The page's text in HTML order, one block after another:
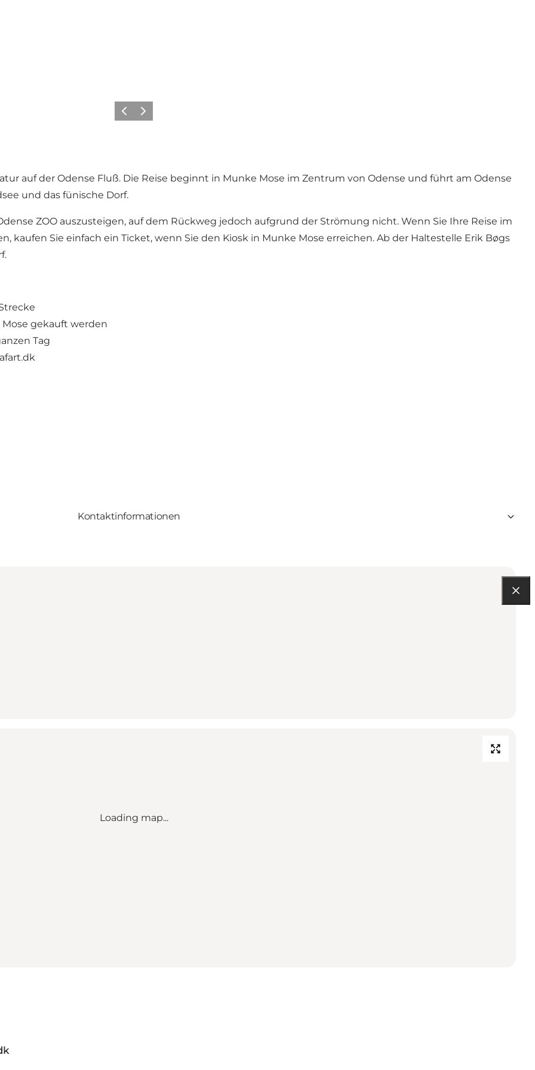
ZurückWeiter
auf der Odense Fluß. Die Reise beginnt in Munke Mose im Zentrum von Odense und führt am Odense
und das fünische Dorf.
ZOO auszusteigen, auf dem Rückweg jedoch aufgrund der Strömung nicht. Wenn Sie Ihre Reise im
kaufen Sie einfach ein Ticket, wenn Sie den Kiosk in Munke Mose erreichen. Ab der Haltestelle Erik Bøgs
gekauft werden
Tag
Kontaktinformationen
Loading map...